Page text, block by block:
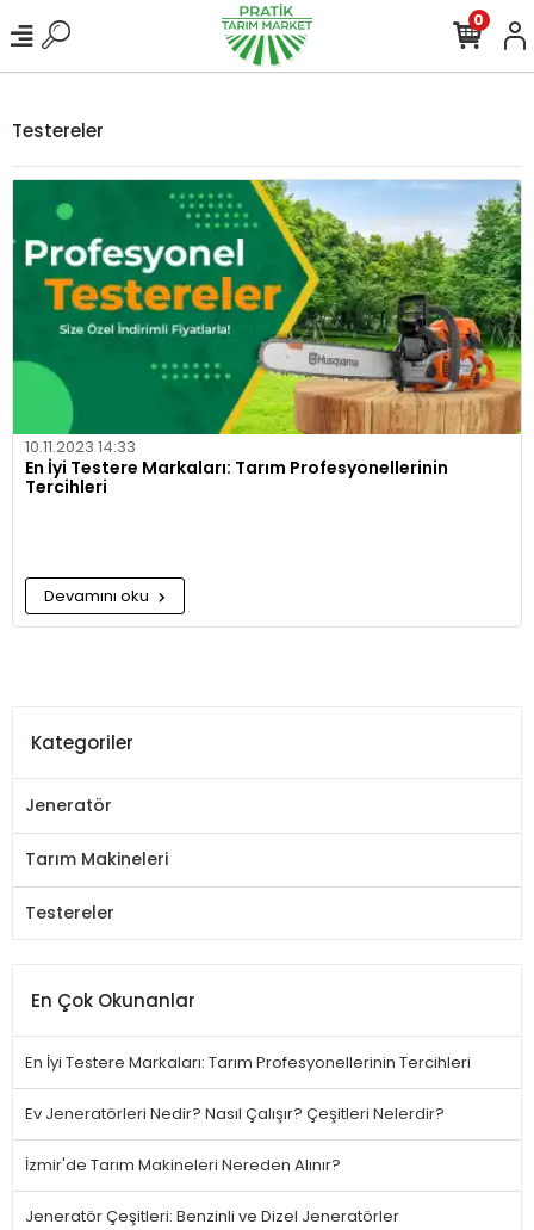
0
Testereler
10.11.2023 14:33
En İyi Testere Markaları: Tarım Profesyonellerinin
Tercihleri
Devamını oku
Kategoriler
Jeneratör
Tarım Makineleri
Testereler
En Çok Okunanlar
En İyi Testere Markaları: Tarım Profesyonellerinin Tercihleri
Ev Jeneratörleri Nedir? Nasıl Çalışır? Çeşitleri Nelerdir?
İzmir'de Tarım Makineleri Nereden Alınır?
Jeneratör Çeşitleri: Benzinli ve Dizel Jeneratörler